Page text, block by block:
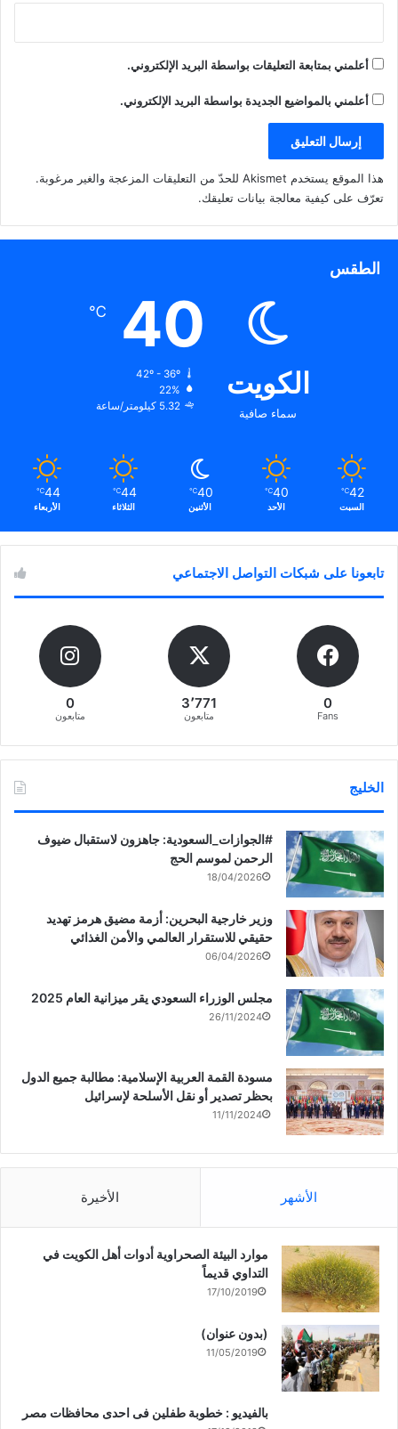
أعلمني بمتابعة التعليقات بواسطة البريد الإلكتروني.
أعلمني بالمواضيع الجديدة بواسطة البريد الإلكتروني.
هذا الموقع يستخدم Akismet للحدّ من التعليقات المزعجة والغير مرغوبة.
تعرّف على كيفية معالجة بيانات تعليقك.
الطقس
الكويت
سماء صافية
40
℃
42º - 36º
22%
5.32 كيلومتر/ساعة
42
℃
السبت
40
℃
الأحد
40
℃
الأثنين
44
℃
الثلاثاء
44
℃
الأربعاء
تابعونا على شبكات التواصل الاجتماعي
0
Fans
3٬771
متابعون
0
متابعون
الخليج
‏‎#الجوازات_السعودية: جاهزون لاستقبال ضيوف
الرحمن لموسم الحج
18/04/2026
وزير خارجية البحرين: أزمة مضيق هرمز تهديد
حقيقي للاستقرار العالمي والأمن الغذائي
06/04/2026
مجلس الوزراء السعودي يقر ميزانية العام 2025
26/11/2024
مسودة القمة العربية الإسلامية: مطالبة جميع الدول
بحظر تصدير أو نقل الأسلحة لإسرائيل
11/11/2024
الأشهر الأخيرة
موارد البيئة الصحراوية أدوات أهل الكويت في
التداوي قديماً
17/10/2019
(بدون عنوان)
11/05/2019
بالفيديو : خطوبة طفلين فى احدى محافظات مصر